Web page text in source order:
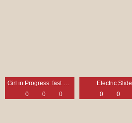
0 0 0
Electric Slide
0
0